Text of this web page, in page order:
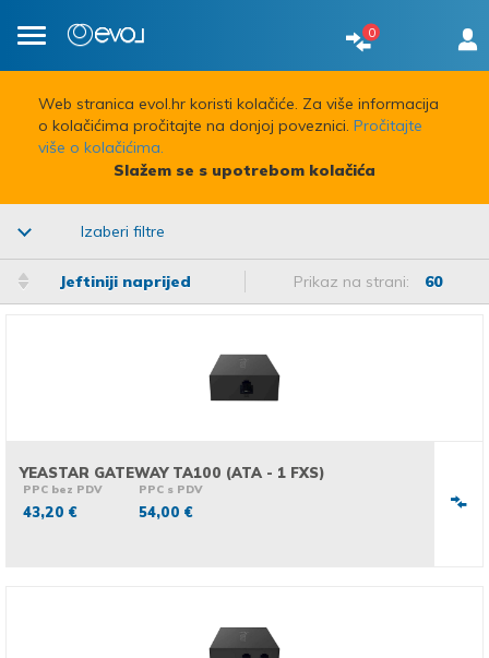
0
Toggle
Web stranica evol.hr koristi kolačiće. Za više informacija
o kolačićima pročitajte na donjoj poveznici. Pročitajte
više o kolačićima.
Slažem se s upotrebom kolačića
Izaberi filtre
Jeftiniji naprijed Prikaz na strani: 60
YEASTAR GATEWAY TA100 (ATA - 1 FXS)
PPC bez PDV
43,20 €
PPC s PDV
54,00 €